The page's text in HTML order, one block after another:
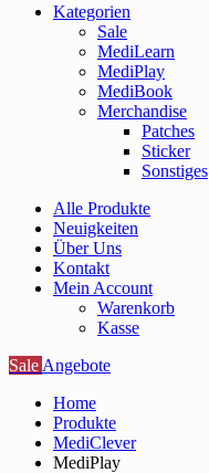
Kategorien
Sale
MediLearn
MediPlay
MediBook
Merchandise
Patches
Sticker
Sonstiges
Alle Produkte
Neuigkeiten
Über Uns
Kontakt
Mein Account
Warenkorb
Kasse
Sale Angebote
Home
Produkte
MediClever
MediPlay